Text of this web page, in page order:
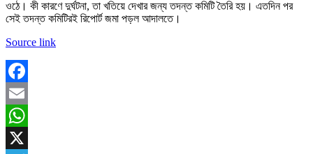
ওঠে। কী কারণে দুর্ঘটনা, তা খতিয়ে দেখার জন্য তদন্ত কমিটি তৈরি হয়। এতদিন পর
সেই তদন্ত কমিটিরই রিপোর্ট জমা পড়ল আদালতে।
Source link
Facebook
Email
WhatsApp